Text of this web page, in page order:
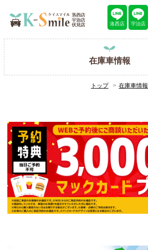
洛西店 宇治店
在庫車情報
トップ 在庫車情報